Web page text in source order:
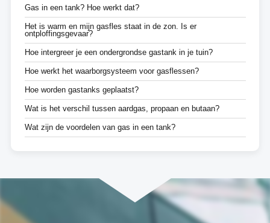
Gas in een tank? Hoe werkt dat?
Het is warm en mijn gasfles staat in de zon. Is er
ontploffingsgevaar?
Hoe intergreer je een ondergrondse gastank in je tuin?
Hoe werkt het waarborgsysteem voor gasflessen?
Hoe worden gastanks geplaatst?
Wat is het verschil tussen aardgas, propaan en butaan?
Wat zijn de voordelen van gas in een tank?